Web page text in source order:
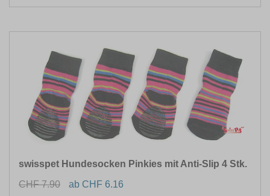
swisspet Hundesocken Pinkies mit Anti-Slip 4 Stk.
CHF 7.90
ab CHF 6.16